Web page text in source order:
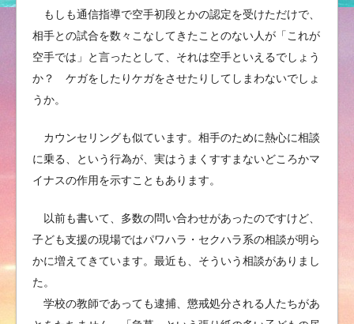
もしも通信指導で空手初段とかの認定を受けただけで、
相手との試合を数々こなしてきたことのない人が「これが
空手では」と言ったとして、それは空手といえるでしょう
か？ ケガをしたりケガをさせたりしてしまわないでしょ
うか。
カウンセリングも似ています。相手のために熱心に相談
に乗る、という行為が、実はうまくすすまないどころかマ
イナスの作用を示すこともあります。
以前も書いて、多数の問い合わせがあったのですけど、
子ども支援の現場ではパワハラ・セクハラ系の相談が明ら
かに増えてきています。最近も、そういう相談がありまし
た。
学校の教師であっても逮捕、懲戒処分される人たちがあ